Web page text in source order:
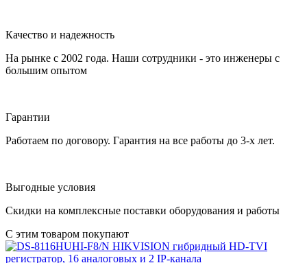
Качество и надежность
На рынке с 2002 года. Наши сотрудники - это инженеры с
большим опытом
Гарантии
Работаем по договору. Гарантия на все работы до 3-х лет.
Выгодные условия
Скидки на комплексные поставки оборудования и работы
С этим товаром покупают